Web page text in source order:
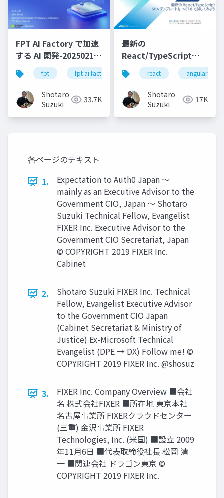
FPT AI Factory で加速
する AI 開発-20250213-
公開版fpt fpt ai factory generative ai azure
Shotaro
Suzuki
33.7K
最新の
React/TypeScript
SPA テンプレートを
.NET 8 で試してみよう
react angular
Shotaro
Suzuki
17K
各ページのテキスト
1.
Expectation to Auth0 Japan 〜
mainly as an Executive Advisor to the
Government CIO, Japan 〜 Shotaro
Suzuki Technical Fellow, Evangelist
FIXER Inc. Executive Advisor to the
Government CIO Secretariat, Japan
© COPYRIGHT 2019 FIXER Inc.
Cabinet
2.
Shotaro Suzuki FIXER Inc. Technical
Fellow, Evangelist Executive Advisor
to the Government CIO Japan
(Cabinet Secretariat & Ministry of
Justice) Ex-Microsoft Technical
Evangelist (DPE → DX) Follow me! ©
COPYRIGHT 2019 FIXER Inc. @shosuz
3.
FIXER Inc. Company Overview ■会社
名 株式会社FIXER ■所在地 東京本社
名古屋事業所 FIXERクラウドセンター
(三重) ⾦沢事業所 FIXER
Technologies, Inc. (⽶国) ■設⽴ 2009
年11⽉6⽇ ■代表取締役社⻑ 松岡 清
⼀ ■関連会社 ドラゴン東京 ©
COPYRIGHT 2019 FIXER Inc.